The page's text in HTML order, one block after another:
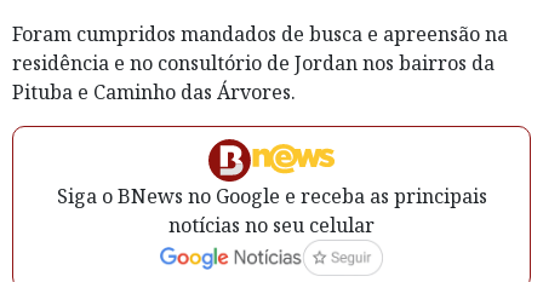
Foram cumpridos mandados de busca e apreensão na
residência e no consultório de Jordan nos bairros da
Pituba e Caminho das Árvores.
Siga o BNews no Google e receba as principais
notícias no seu celular